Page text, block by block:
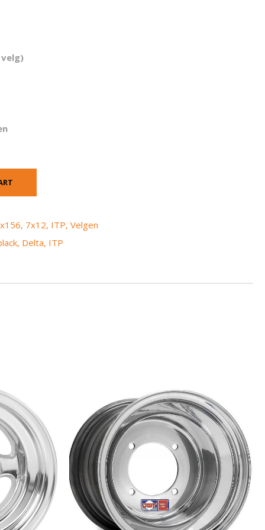
velg)
, 7x12, ITP,Velgen
, Delta, ITP